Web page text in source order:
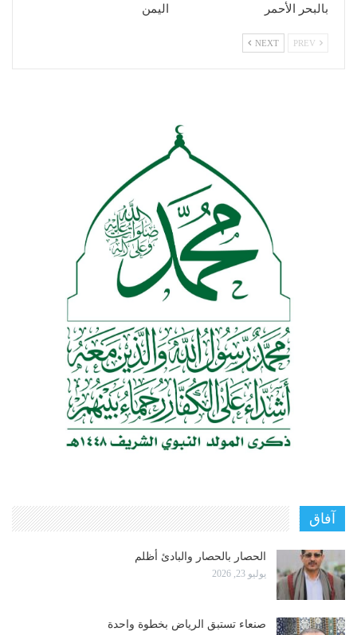
بالبحر الأحمر
اليمن
NEXT
آفاق
الحصار بالحصار والبادئ أظلم
يوليو 23, 2026
صنعاء تستبق الرياض بخطوة واحدة